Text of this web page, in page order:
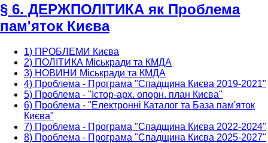
§ 6. ДЕРЖПОЛІТИКА як Проблема
пам'яток Києва
1) ПРОБЛЕМИ Києва
2) ПОЛІТИКА Міськради та КМДА
3) НОВИНИ Міськради та КМДА
4) Проблема - Програма "Спадщина Києва 2019-2021"
5) Проблема - "Істор-арх. опорн. план Києва"
6) Проблема - "Електронні Каталог та База пам'яток
Києва"
7) Проблема - Програма "Спадщина Києва 2022-2024"
8) Проблема - Програма "Спадщина Києва 2025-2027"